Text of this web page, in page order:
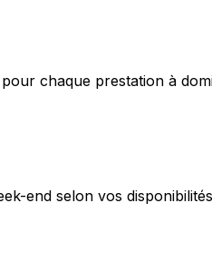
chaque prestation à
end selon vos